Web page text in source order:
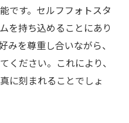
アイデア
しむ方法
方
たテーマ
です。セルフフォトスタ
を持ち込めることにあり
みを尊重し合いながら、
ください。これにより、
に刻まれることでしょ